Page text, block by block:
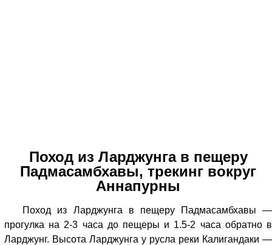
Поход из Ларджунга в пещеру
Падмасамбхавы, трекинг вокруг
Аннапурны
Поход из Ларджунга в пещеру Падмасамбхавы —
прогулка на 2-3 часа до пещеры и 1.5-2 часа обратно в
Ларджунг. Высота Ларджунга у русла реки Калигандаки —